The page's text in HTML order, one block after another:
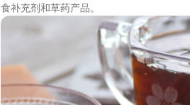
食补充剂和草药产品。
图